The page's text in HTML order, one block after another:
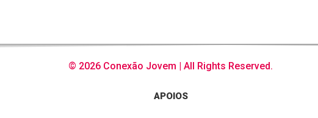
© 2026 Conexão Jovem | All Rights Reserved.
APOIOS